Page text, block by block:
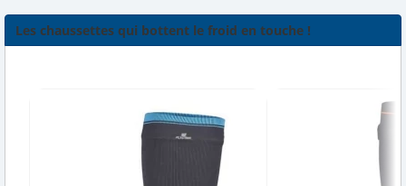
Les chaussettes qui bottent le froid en touche !